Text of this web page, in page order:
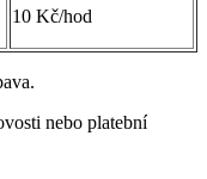
10 Kč/hod
nebo platební